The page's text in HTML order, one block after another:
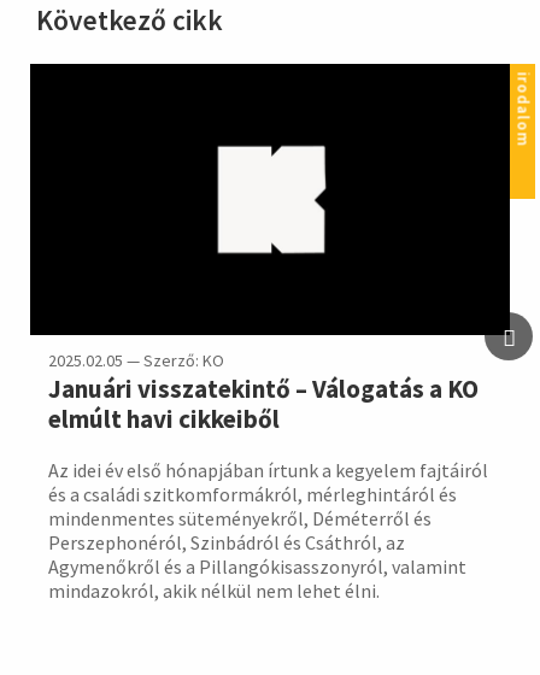
Következő cikk
irodalom
2025.02.05 — Szerző: KO
Januári visszatekintő – Válogatás a KO
elmúlt havi cikkeiből
Az idei év első hónapjában írtunk a kegyelem fajtáiról
és a családi szitkomformákról, mérleghintáról és
mindenmentes süteményekről, Déméterről és
Perszephonéról, Szinbádról és Csáthról, az
Agymenőkről és a Pillangókisasszonyról, valamint
mindazokról, akik nélkül nem lehet élni.